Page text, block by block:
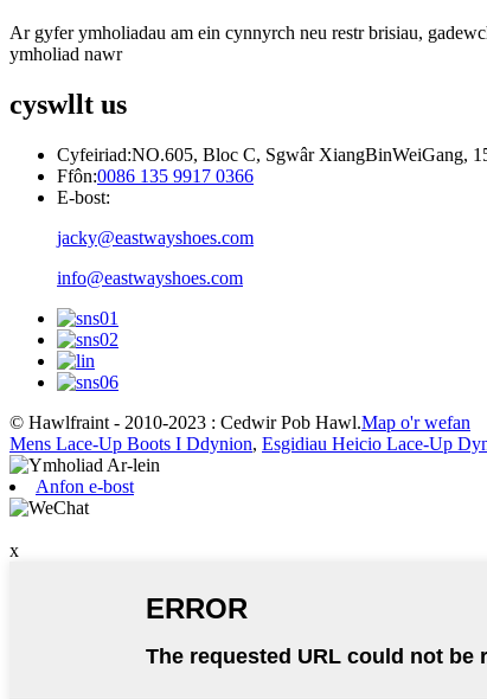
Ar gyfer ymholiadau am ein cynnyrch neu restr brisiau,
ymholiad nawr
cyswllt us
Cyfeiriad:NO.605, Bloc C, Sgwâr XiangBinWeiGang,
Ffôn:0086 135 9917 0366
E-bost:
jacky@eastwayshoes.com
info@eastwayshoes.com
© Hawlfraint - 2010-2023 : Cedwir Pob Hawl.Map o'r wefan
Mens Lace-Up Boots I Ddynion, Esgidiau Heicio Lace-Up
Anfon e-bost
x